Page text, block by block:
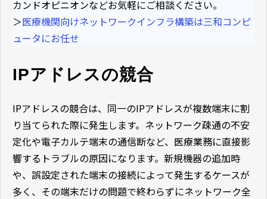
カンドオピニオンなどお気軽にご相談ください。
＞医療機関向けネットワークインフラ構築は三和コンピ
ュータにお任せ
IPアドレスの競合
IPアドレスの競合は、同一のIPアドレスが複数端末に割
り当てられた際に発生します。ネットワーク疎通の不安
定化や電子カルテ端末の通信断など、医療業務に直接影
響するトラブルの原因になります。新規機器の追加時
や、誤設定された端末の接続によって発生するケースが
多く、その端末だけの問題で終わらずにネットワーク全